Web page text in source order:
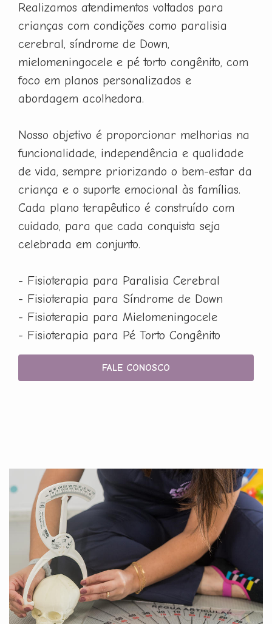
Realizamos atendimentos voltados para
crianças com condições como paralisia
cerebral, síndrome de Down,
mielomeningocele e pé torto congênito, com
foco em planos personalizados e
abordagem acolhedora.
Nosso objetivo é proporcionar melhorias na
funcionalidade, independência e qualidade
de vida, sempre priorizando o bem-estar da
criança e o suporte emocional às famílias.
Cada plano terapêutico é construído com
cuidado, para que cada conquista seja
celebrada em conjunto.
- Fisioterapia para Paralisia Cerebral
- Fisioterapia para Síndrome de Down
- Fisioterapia para Mielomeningocele
- Fisioterapia para Pé Torto Congênito
FALE CONOSCO